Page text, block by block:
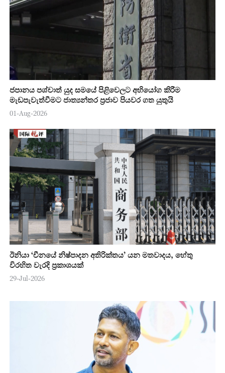
ජපානය පශ්චාත් යුද සමයේ පිළිවෙලට අභියෝග කිරීම
මැඩපැවැත්වීමට ජාත්‍යන්තර ප්‍රජාව පියවර ගත යුතුයි
01-Aug-2026
ඊනියා ‘චීනයේ නිෂ්පාදන අතිරික්තය’ යන මතවාදය, හේතු
විරහිත වැරදි ප්‍රකාශයක්
29-Jul-2026